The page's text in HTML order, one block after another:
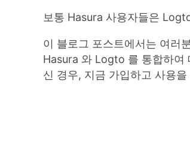
보통 Hasura 사용자들은
이 블로그 포스트에서는 여러
Hasura 와 Logto 를 통합하여
신 경우, 지금 가입하고 사용